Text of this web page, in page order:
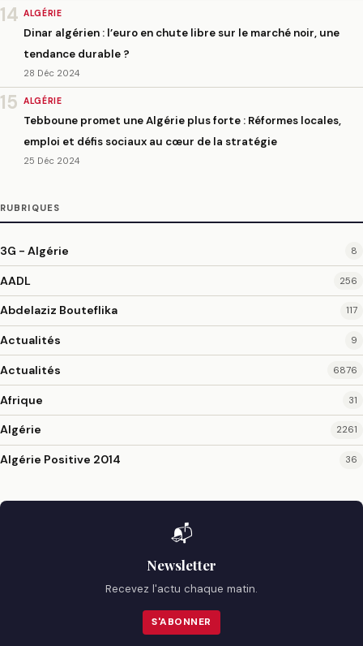
14 ALGÉRIE
Dinar algérien : l’euro en chute libre sur le marché noir, une
tendance durable ?
28 Déc 2024
15 ALGÉRIE
Tebboune promet une Algérie plus forte : Réformes locales,
emploi et défis sociaux au cœur de la stratégie
25 Déc 2024
RUBRIQUES
3G - Algérie 8
AADL 256
Abdelaziz Bouteflika 117
Actualités 9
Actualités 6876
Afrique 31
Algérie 2261
Algérie Positive 2014 36
📬
Newsletter
Recevez l'actu chaque matin.
S'ABONNER